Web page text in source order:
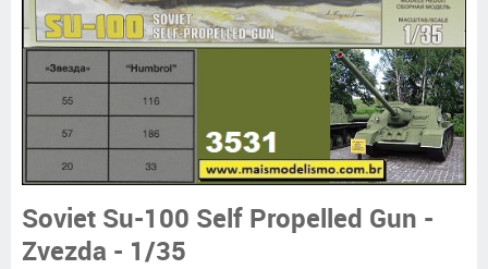
Soviet Su-100 Self Propelled Gun -
Zvezda - 1/35